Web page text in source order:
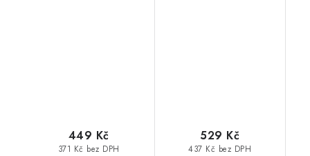
371 Kč bez DPH
449 Kč
437 Kč bez DPH
529 Kč